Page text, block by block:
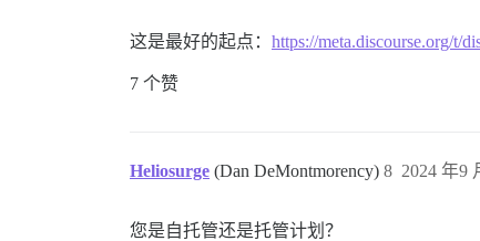
这是最好的起点： https://meta.discourse.org/t/
7 个赞
Heliosurge (Dan DeMontmorency) 2024 年9
8
您是自托管还是托管计划？